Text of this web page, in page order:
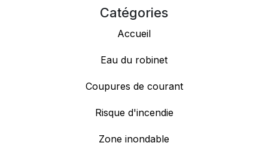
Catégories
Accueil
Eau du robinet
Coupures de courant
Risque d'incendie
Zone inondable